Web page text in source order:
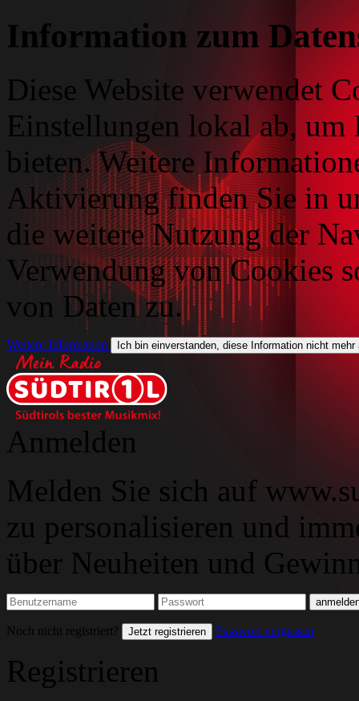
Information zum
Diese Website verwendet
Einstellungen lokal ab, um
bieten. Weitere
Aktivierung finden Sie in
die weitere Nutzung der
Verwendung von Cookies
von Daten zu.
Weitere Information Ich bin einverstanden, diese Information nicht mehr
Anmelden
Melden Sie sich auf
zu personalisieren und
über Neuheiten und
Noch nicht registriert? Jetzt registrieren Passwort vergessen
Registrieren